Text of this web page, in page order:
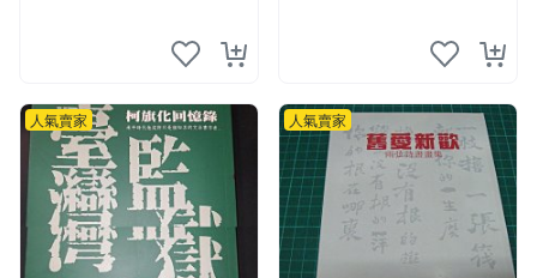
人氣賣家 人氣賣家